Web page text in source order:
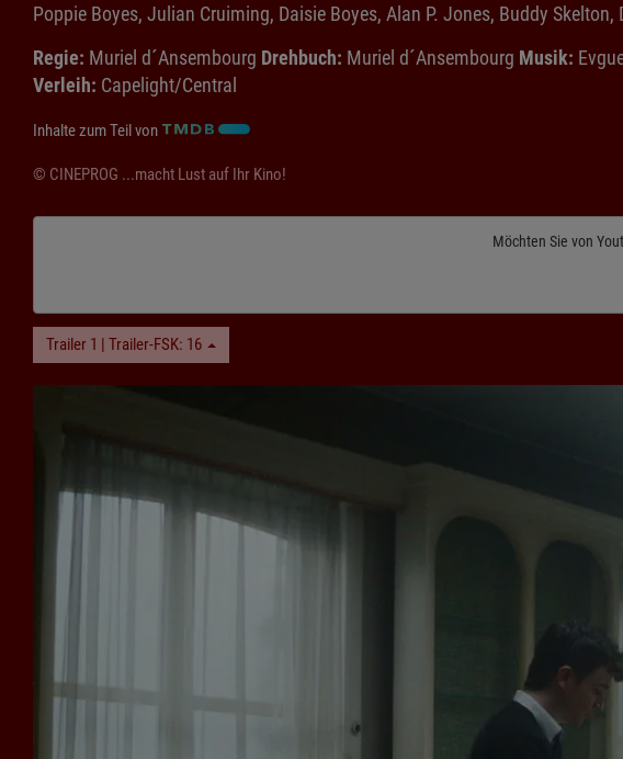
Poppie Boyes, Julian Cruiming, Daisie Boyes, Alan P. Jones, Buddy Skelton,
Regie: Muriel d´Ansembourg Drehbuch: Muriel d´Ansembourg Musik:
Verleih: Capelight/Central
Inhalte zum Teil von
© CINEPROG ...macht Lust auf Ihr Kino!
Möchten Sie von
Trailer 1 | Trailer-FSK: 16